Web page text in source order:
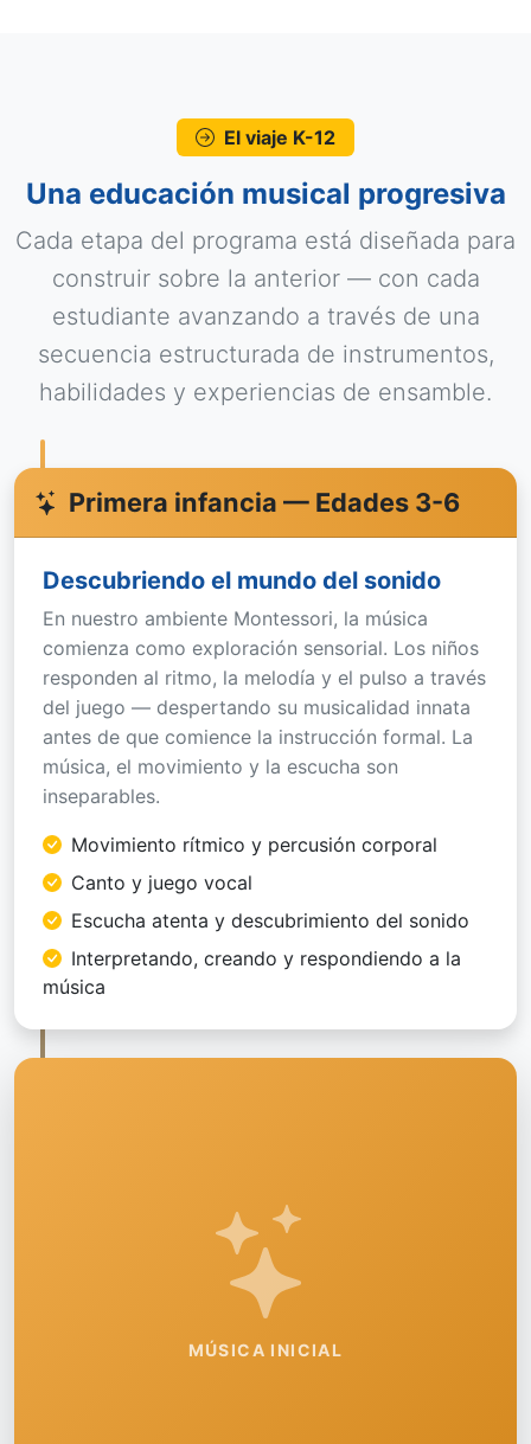
El viaje K-12
Una educación musical progresiva
Cada etapa del programa está diseñada para
construir sobre la anterior — con cada
estudiante avanzando a través de una
secuencia estructurada de instrumentos,
habilidades y experiencias de ensamble.
Primera infancia — Edades 3-6
Descubriendo el mundo del sonido
En nuestro ambiente Montessori, la música
comienza como exploración sensorial. Los niños
responden al ritmo, la melodía y el pulso a través
del juego — despertando su musicalidad innata
antes de que comience la instrucción formal. La
música, el movimiento y la escucha son
inseparables.
Movimiento rítmico y percusión corporal
Canto y juego vocal
Escucha atenta y descubrimiento del sonido
Interpretando, creando y respondiendo a la
música
MÚSICA INICIAL